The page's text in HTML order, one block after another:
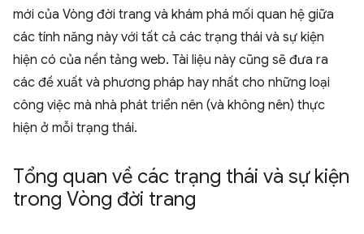
mới của Vòng đời trang và khám phá mối quan hệ giữa
các tính năng này với tất cả các trạng thái và sự kiện
hiện có của nền tảng web. Tài liệu này cũng sẽ đưa ra
các đề xuất và phương pháp hay nhất cho những loại
công việc mà nhà phát triển nên (và không nên) thực
hiện ở mỗi trạng thái.
Tổng quan về các trạng thái và sự kiện
trong Vòng đời trang